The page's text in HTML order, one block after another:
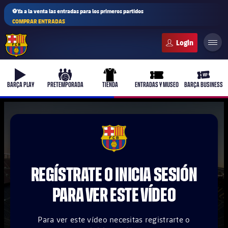
⚽Ya a la venta las entradas para los primeros partidos
COMPRAR ENTRADAS
b-play
BARÇA PLAY
culers-ball
PRETEMPORADA
uniform
TIENDA
ticket-full
ENTRADAS Y MUSEO
ticket-
BARÇA BUSINESS
plusicon
plusicon
más
FCB Barcelona badge
REGÍSTRATE O INICIA SESIÓN
PARA VER ESTE VÍDEO
Para ver este vídeo necesitas registrarte o